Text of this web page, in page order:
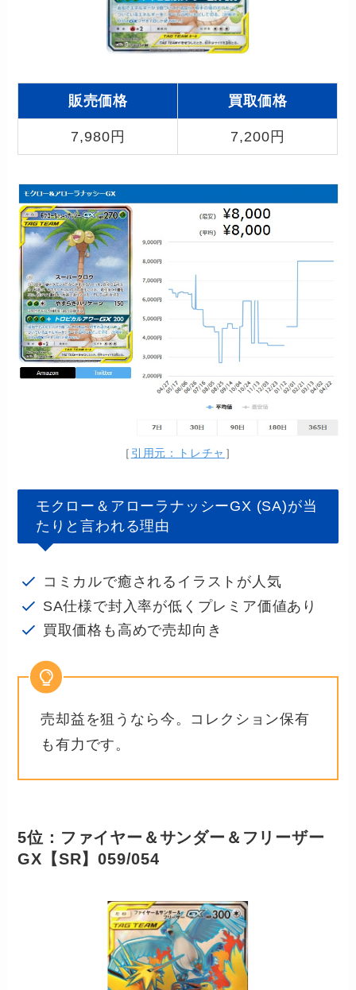
販売価格 買取価格
7,980円 7,200円
［ 引用元：トレチャ ］
モクロー＆アローラナッシーGX (SA)が当
たりと言われる理由
コミカルで癒されるイラストが人気
SA仕様で封入率が低くプレミア価値あり
買取価格も高めで売却向き
売却益を狙うなら今。コレクション保有
も有力です。
5位：ファイヤー＆サンダー＆フリーザー
GX【SR】059/054